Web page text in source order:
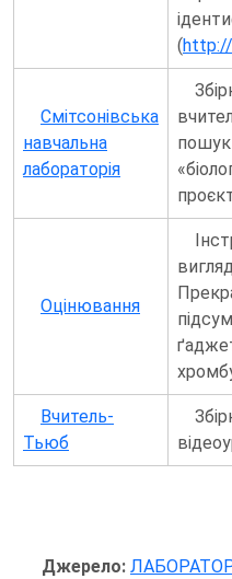
(
Смітсонівська
навчальна
лабораторія
пошук
Оцінювання
Вчитель-
Тьюб
Джерело: